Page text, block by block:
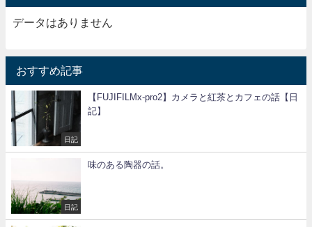
データはありません
おすすめ記事
日記
【FUJIFILMx-pro2】カメラと紅茶とカフェの話【日
記】
日記
味のある陶器の話。